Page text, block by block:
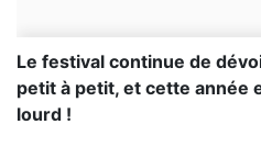
Le festival continue de
petit à petit, et cette année
lourd !